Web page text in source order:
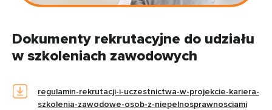
Dokumenty rekrutacyjne do udziału
w szkoleniach zawodowych
regulamin-rekrutacji-i-uczestnictwa-w-projekcie-kariera-
szkolenia-zawodowe-osob-z-niepelnosprawnosciami